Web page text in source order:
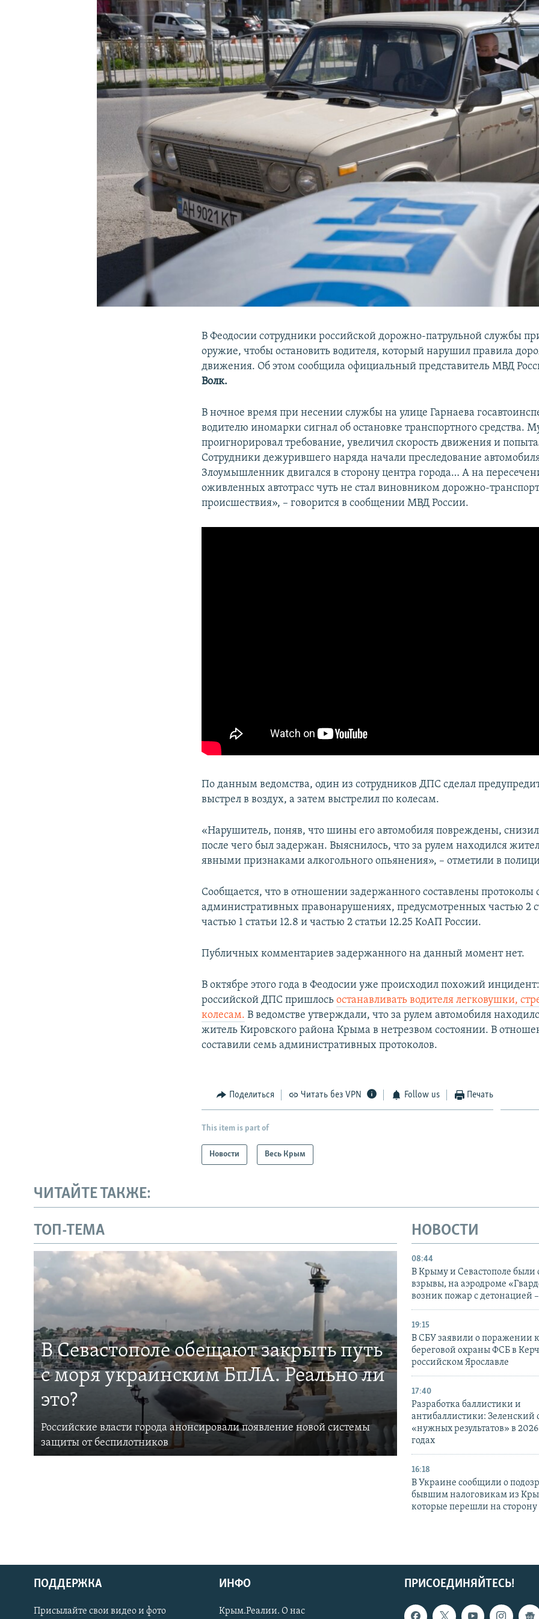
КРЫМ.НЕПОКОРЕННЫЙ
УКРАИНСКАЯ ПРОБЛЕМА КРЫМА
Українською
В Феодосии сотрудники российской дорожно-патрульной службы
оружие, чтобы остановить водителя, который нарушил правила
движения. Об этом сообщила официальный представитель МВД
Волк.
В ночное время при несении службы на улице Гарнаева
водителю иномарки сигнал об остановке транспортного средства.
проигнорировал требование, увеличил скорость движения и
Сотрудники дежурившего наряда начали преследование
Злоумышленник двигался в сторону центра города… А на
оживленных автотрасс чуть не стал виновником дорожно-
происшествия», – говорится в сообщении МВД России.
По данным ведомства, один из сотрудников ДПС сделал
выстрел в воздух, а затем выстрелил по колесам.
«Нарушитель, поняв, что шины его автомобиля повреждены, снизил
после чего был задержан. Выяснилось, что за рулем находился
явными признаками алкогольного опьянения», – отметили в
Сообщается, что в отношении задержанного составлены протоколы
административных правонарушениях, предусмотренных частью 2
частью 1 статьи 12.8 и частью 2 статьи 12.25 КоАП России.
Публичных комментариев задержанного на данный момент нет.
В октябре этого года в Феодосии уже происходил похожий
российской ДПС пришлосьостанавливать водителя легковушки,
колесам. В ведомстве утверждали, что за рулем автомобиля
житель Кировского района Крыма в нетрезвом состоянии. В
составили семь административных протоколов.
Поделиться Читать без VPN Follow us Печать
This item is part of
Новости Весь Крым
ЧИТАЙТЕ ТАКЖЕ:
ТОП-ТЕМА
В Севастополе обещают закрыть путь
с моря украинским БпЛА. Реально ли
это?
Российские власти города анонсировали появление новой системы
защиты от беспилотников
НОВОСТИ
08:44
В Крыму и Севастополе
взрывы, на аэродроме
возник пожар с детонацией
19:15
В СБУ заявили о поражении
береговой охраны ФСБ в
российском Ярославле
17:40
Разработка баллистики и
антибаллистики: Зеленский
«нужных результатов» в
годах
16:18
В Украине сообщили о
бывшим налоговикам из
которые перешли на
ПРИСОЕДИНЯЙТЕСЬ!
ПОДДЕРЖКА
Присылайте свои видео и фото
ИНФО
Крым.Реалии. О нас